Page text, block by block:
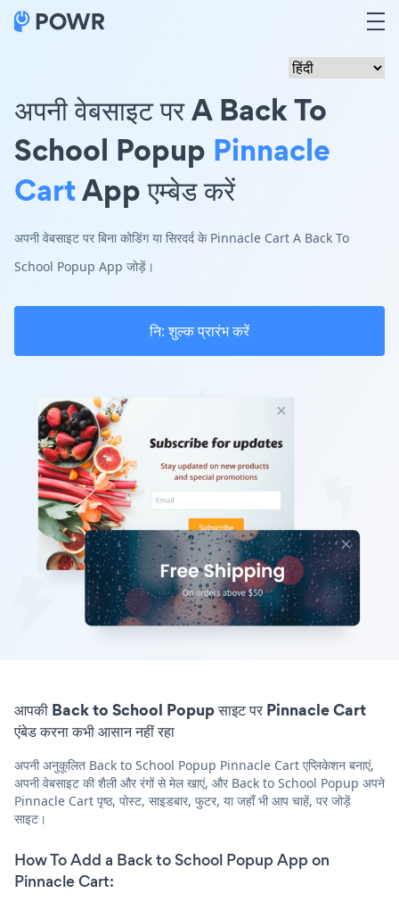
अपनी वेबसाइट पर A Back To
School Popup Pinnacle
CartApp एम्बेड करें
अपनी वेबसाइट पर बिना कोडिंग या सिरदर्द के Pinnacle Cart A Back To
School Popup App जोड़ें।
नि: शुल्क प्रारंभ करें
आपकी Back to School Popup साइट पर Pinnacle Cart
एंबेड करना कभी आसान नहीं रहा
अपनी अनुकूलित Back to School Popup Pinnacle Cart एप्लिकेशन बनाएं,
अपनी वेबसाइट की शैली और रंगों से मेल खाएं, और Back to School Popup अपने
Pinnacle Cart पृष्ठ, पोस्ट, साइडबार, फुटर, या जहाँ भी आप चाहें, पर जोड़ें
साइट।
How To Add a Back to School Popup App on
Pinnacle Cart: